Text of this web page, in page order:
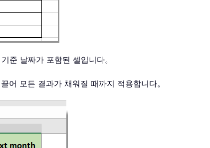
준 날짜가 포함된 셀입니다。
어 모든 결과가 채워질 때까지 적용합니다。